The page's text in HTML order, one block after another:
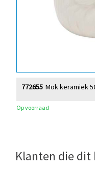
Mok keramiek
772655
Op voorraad
Klanten die